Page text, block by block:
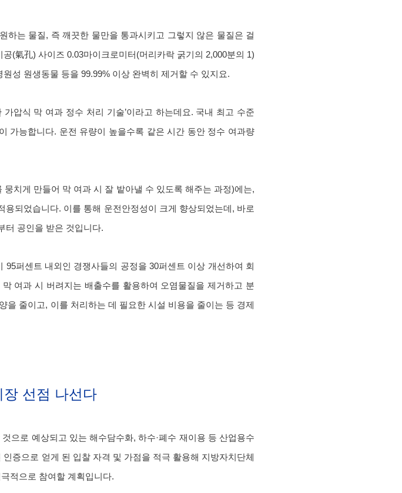
하는 물질, 즉 깨끗한 물만을 통과시키고 그렇지 않은 물질은 걸
(氣孔) 사이즈 0.03마이크로미터(머리카락 굵기의 2,000분의 1)
성 원생동물 등을 99.99% 이상 완벽히 제거할 수 있지요.
압식 막 여과 정수 처리 기술’이라고 하는데요. 국내 최고 수준
가능합니다. 운전 유량이 높을수록 같은 시간 동안 정수 여과량
치게 만들어 막 여과 시 잘 밭아낼 수 있도록 해주는 과정)에는,
되었습니다. 이를 통해 운전안정성이 크게 향상되었는데, 바로
터 공인을 받은 것입니다.
퍼센트 내외인 경쟁사들의 공정을 30퍼센트 이상 개선하여 회
여과 시 버려지는 배출수를 활용하여 오염물질을 제거하고 분
줄이고, 이를 처리하는 데 필요한 시설 비용을 줄이는 등 경제
선점 나선다
으로 예상되고 있는 해수담수화, 하수·폐수 재이용 등 산업용수
증으로 얻게 된 입찰 자격 및 가점을 적극 활용해 지방자치단체
적으로 참여할 계획입니다.